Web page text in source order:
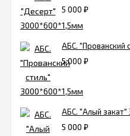
5 000 ₽
АБС. "Прованский
5 000 ₽
АБС. "Алый
5 000 ₽